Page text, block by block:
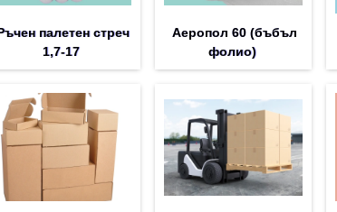
палетен стреч
1,7-17
Аеропол 60 (бъбъл
фолио)